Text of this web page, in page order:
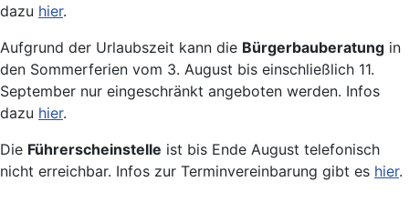
dazu hier.
Aufgrund der Urlaubszeit kann die Bürgerbauberatung in
den Sommerferien vom 3. August bis einschließlich 11.
September nur eingeschränkt angeboten werden. Infos
dazu hier.
Die Führerscheinstelle ist bis Ende August telefonisch
nicht erreichbar. Infos zur Terminvereinbarung gibt es hier.